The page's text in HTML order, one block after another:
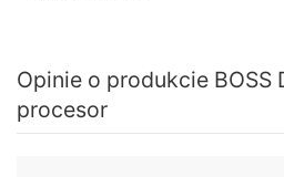
Opinie o produkcie BOSS
procesor